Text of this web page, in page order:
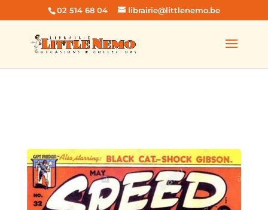
02 514 68 04 librairie@littlenemo.be